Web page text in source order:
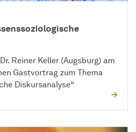
Reiner Keller (Augsburg) am
Gastvortrag zum Thema
Diskursanalyse“